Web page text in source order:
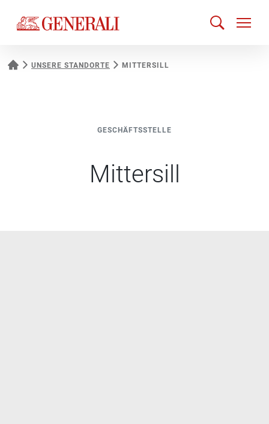
UNSERE STANDORTE MITTERSILL
GESCHÄFTSSTELLE
Mittersill